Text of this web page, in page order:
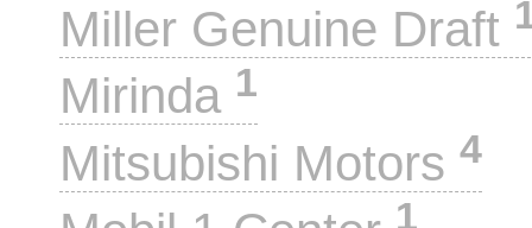
Miller Genuine Draft
Mirinda 1
Mitsubishi Motors 4
1